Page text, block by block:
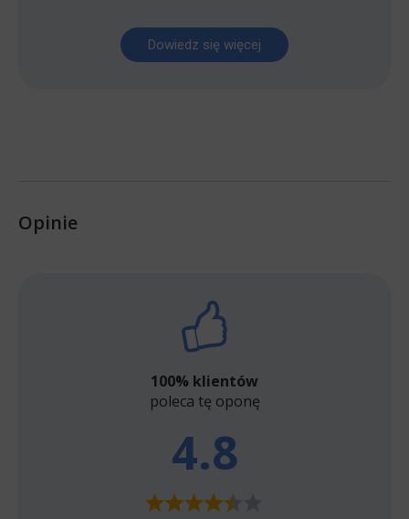
Dowiedz się więcej
Opinie
100% klientów
poleca tę oponę
4.8